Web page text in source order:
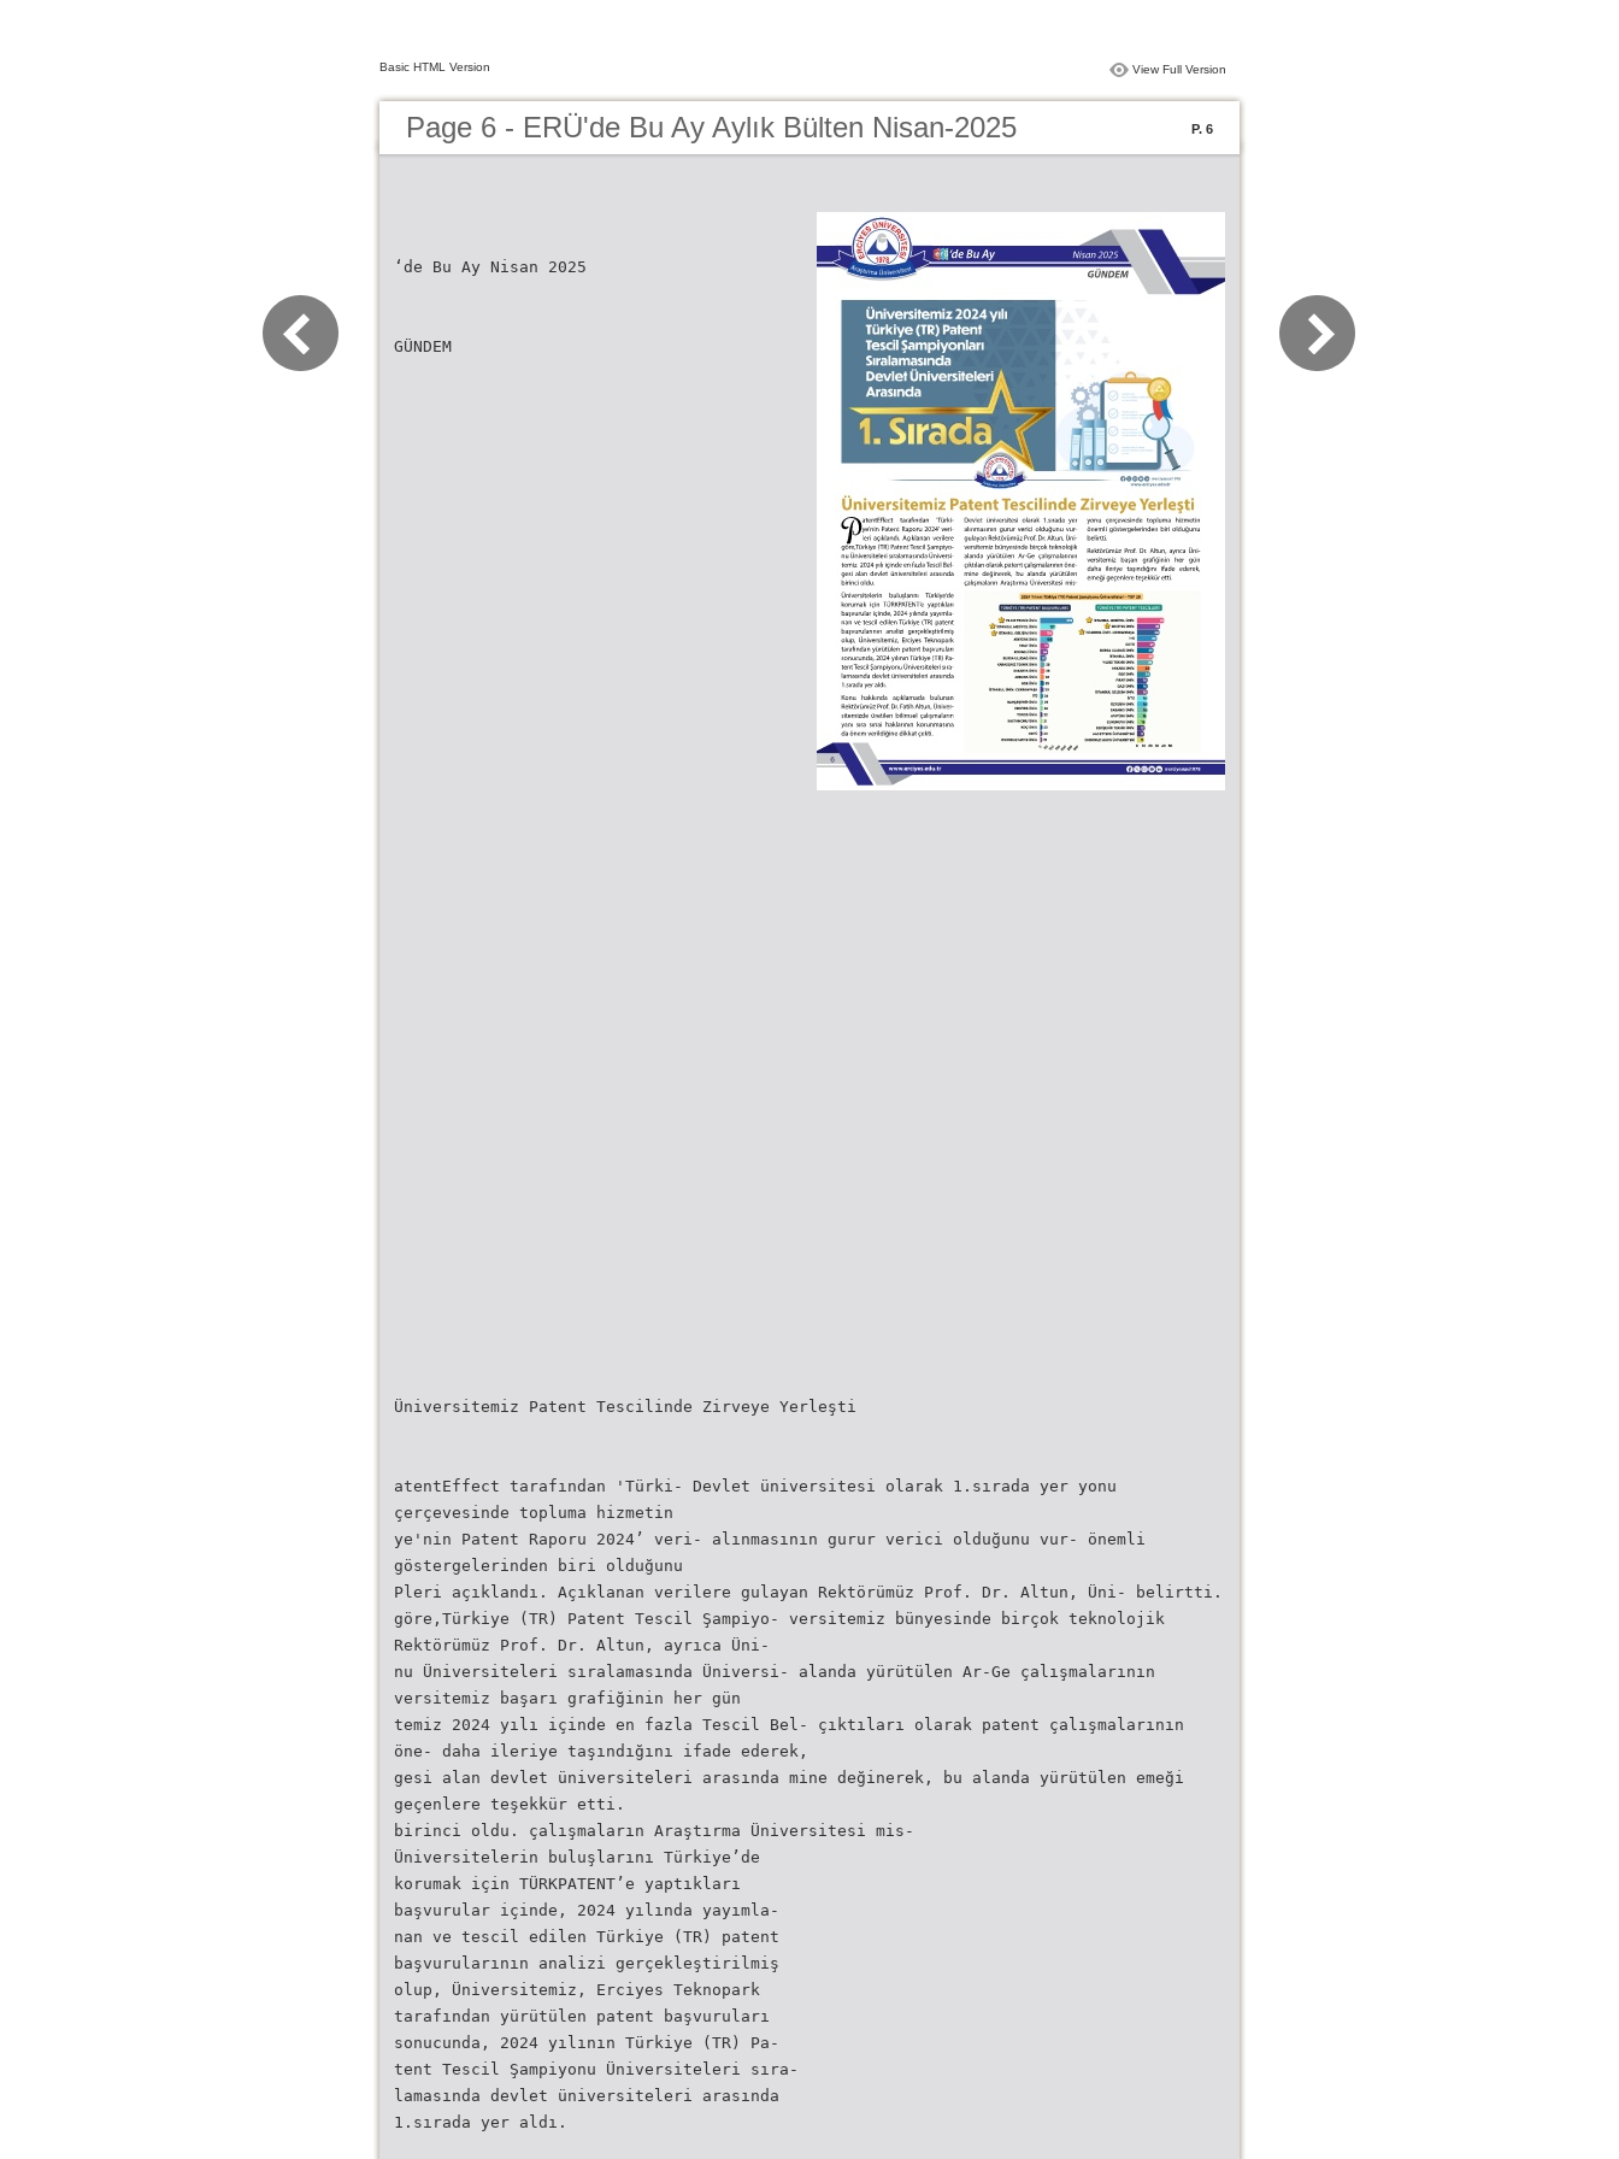
Basic HTML Version View Full Version
Page 6 - ERÜ'de Bu Ay Aylık Bülten Nisan-2025 P. 6
‘de Bu Ay Nisan 2025
GÜNDEM
Üniversitemiz Patent Tescilinde Zirveye Yerleşti
atentEffect tarafından 'Türki- Devlet üniversitesi olarak 1.sırada yer yonu
çerçevesinde topluma hizmetin
ye'nin Patent Raporu 2024’ veri- alınmasının gurur verici olduğunu vur- önemli
göstergelerinden biri olduğunu
Pleri açıklandı. Açıklanan verilere gulayan Rektörümüz Prof. Dr. Altun, Üni- belirtti.
göre,Türkiye (TR) Patent Tescil Şampiyo- versitemiz bünyesinde birçok teknolojik
Rektörümüz Prof. Dr. Altun, ayrıca Üni-
nu Üniversiteleri sıralamasında Üniversi- alanda yürütülen Ar-Ge çalışmalarının
versitemiz başarı grafiğinin her gün
temiz 2024 yılı içinde en fazla Tescil Bel- çıktıları olarak patent çalışmalarının
öne- daha ileriye taşındığını ifade ederek,
gesi alan devlet üniversiteleri arasında mine değinerek, bu alanda yürütülen emeği
geçenlere teşekkür etti.
birinci oldu. çalışmaların Araştırma Üniversitesi mis-
Üniversitelerin buluşlarını Türkiye’de
korumak için TÜRKPATENT’e yaptıkları
başvurular içinde, 2024 yılında yayımla-
nan ve tescil edilen Türkiye (TR) patent
başvurularının analizi gerçekleştirilmiş
olup, Üniversitemiz, Erciyes Teknopark
tarafından yürütülen patent başvuruları
sonucunda, 2024 yılının Türkiye (TR) Pa-
tent Tescil Şampiyonu Üniversiteleri sıra-
lamasında devlet üniversiteleri arasında
1.sırada yer aldı.